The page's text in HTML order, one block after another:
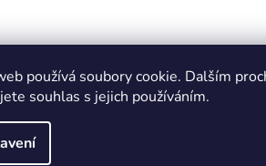
používá soubory cookie. Dalším
souhlas s jejich používáním.
s výběrem, zavolejte nám – rádi pomůžeme!